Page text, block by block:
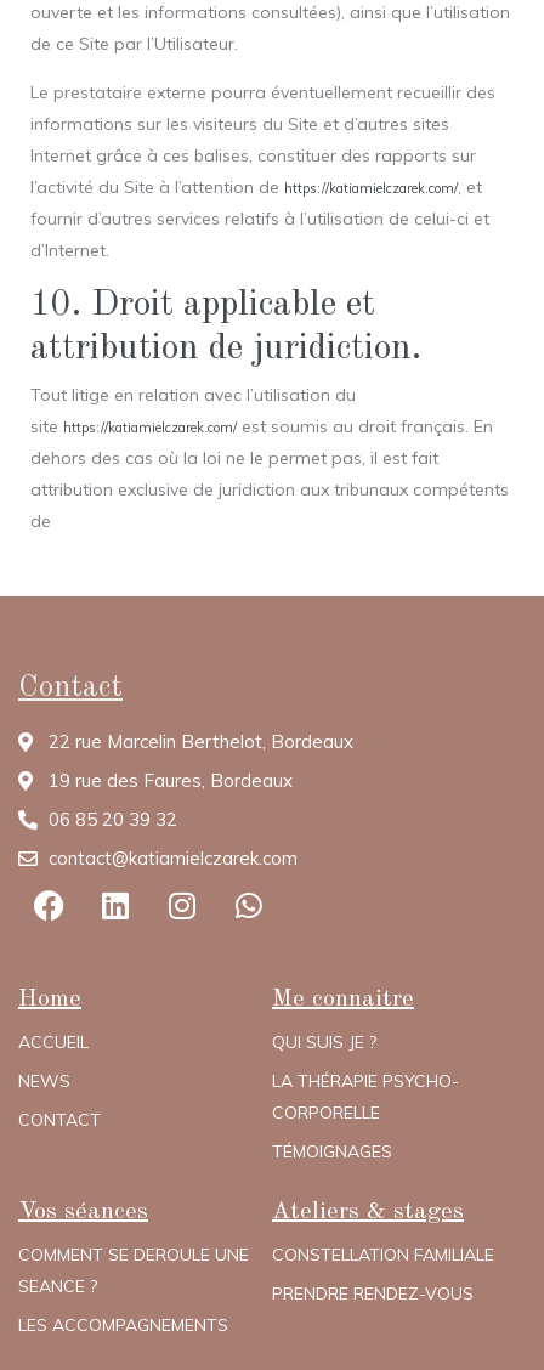
ouverte et les informations consultées), ainsi que l’utilisation
de ce Site par l’Utilisateur.
Le prestataire externe pourra éventuellement recueillir des
informations sur les visiteurs du Site et d’autres sites
Internet grâce à ces balises, constituer des rapports sur
l’activité du Site à l’attention de https://katiamielczarek.com/, et
fournir d’autres services relatifs à l’utilisation de celui-ci et
d’Internet.
10. Droit applicable et
attribution de juridiction.
Tout litige en relation avec l’utilisation du
site https://katiamielczarek.com/est soumis au droit français. En
dehors des cas où la loi ne le permet pas, il est fait
attribution exclusive de juridiction aux tribunaux compétents
de
Contact
22 rue Marcelin Berthelot, Bordeaux
19 rue des Faures, Bordeaux
06 85 20 39 32
contact@katiamielczarek.com
Home
ACCUEIL
NEWS
CONTACT
Me connaitre
QUI SUIS JE ?
LA THÉRAPIE PSYCHO-
CORPORELLE
TÉMOIGNAGES
Vos séances
COMMENT SE DEROULE UNE
SEANCE ?
LES ACCOMPAGNEMENTS
Ateliers & stages
CONSTELLATION FAMILIALE
PRENDRE RENDEZ-VOUS